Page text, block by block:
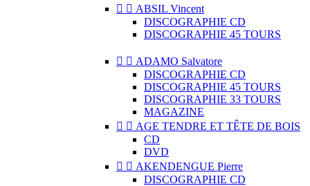
  ABSIL Vincent
DISCOGRAPHIE CD
DISCOGRAPHIE 45 TOURS
  ADAMO Salvatore
DISCOGRAPHIE CD
DISCOGRAPHIE 45 TOURS
DISCOGRAPHIE 33 TOURS
MAGAZINE
  AGE TENDRE ET TÊTE DE BOIS
CD
DVD
  AKENDENGUE Pierre
DISCOGRAPHIE CD